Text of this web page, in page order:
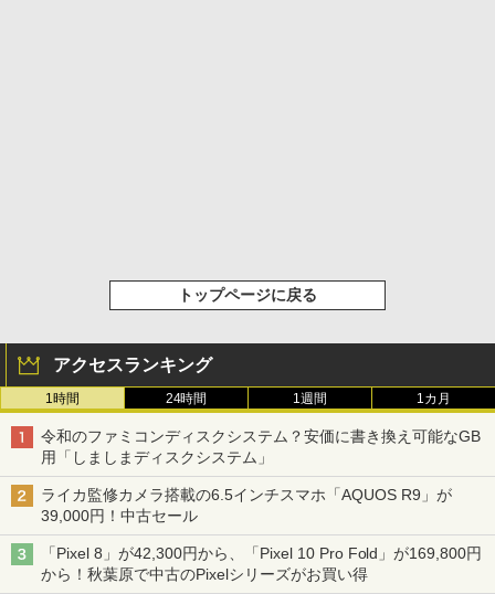
トップページに戻る
アクセスランキング
1時間 24時間 1週間 1カ月
令和のファミコンディスクシステム？安価に書き換え可能なGB
用「しましまディスクシステム」
ライカ監修カメラ搭載の6.5インチスマホ「AQUOS R9」が
39,000円！中古セール
「Pixel 8」が42,300円から、「Pixel 10 Pro Fold」が169,800円
から！秋葉原で中古のPixelシリーズがお買い得